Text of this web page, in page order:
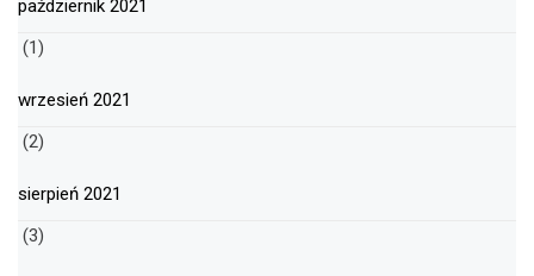
październik 2021
(1)
wrzesień 2021
(2)
sierpień 2021
(3)